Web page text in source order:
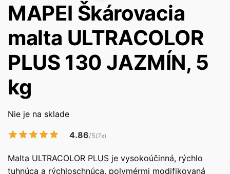
MAPEI Škárovacia
malta ULTRACOLOR
PLUS 130 JAZMÍN, 5
kg
Nie je na sklade
4.86/5(7x)
Malta ULTRACOLOR PLUS je vysokoúčinná, rýchlo
tuhnúca a rýchloschnúca, polymérmi modifikovaná